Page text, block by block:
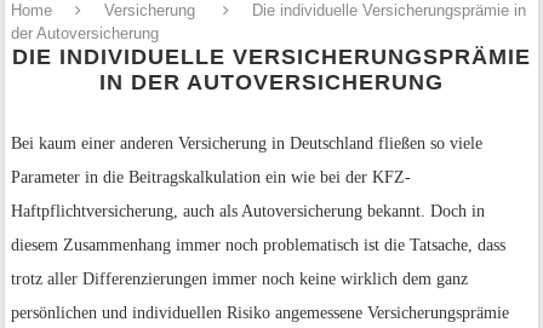
Home Versicherung
Die individuelle Versicherungsprämie in
der Autoversicherung
DIE INDIVIDUELLE VERSICHERUNGSPRÄMIE
IN DER AUTOVERSICHERUNG
Bei kaum einer anderen Versicherung in Deutschland fließen so viele
Parameter in die Beitragskalkulation ein wie bei der KFZ-
Haftpflichtversicherung, auch als Autoversicherung bekannt. Doch in
diesem Zusammenhang immer noch problematisch ist die Tatsache, dass
trotz aller Differenzierungen immer noch keine wirklich dem ganz
persönlichen und individuellen Risiko angemessene Versicherungsprämie